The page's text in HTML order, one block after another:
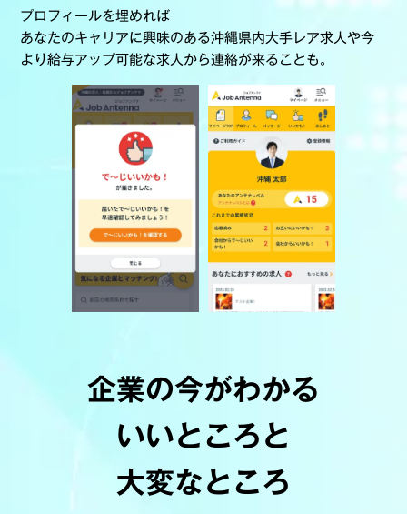
プロフィールを埋めれば
あなたのキャリアに興味のある沖縄県内大手レア求人や今
より給与アップ可能な求人から連絡が来ることも。
企業の今がわかる
いいところと
大変なところ